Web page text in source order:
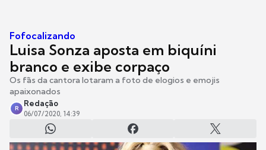
Fofocalizando
Luisa Sonza aposta em biquíni
branco e exibe corpaço
Os fãs da cantora lotaram a foto de elogios e emojis
apaixonados
R
Redação
06/07/2020, 14:39